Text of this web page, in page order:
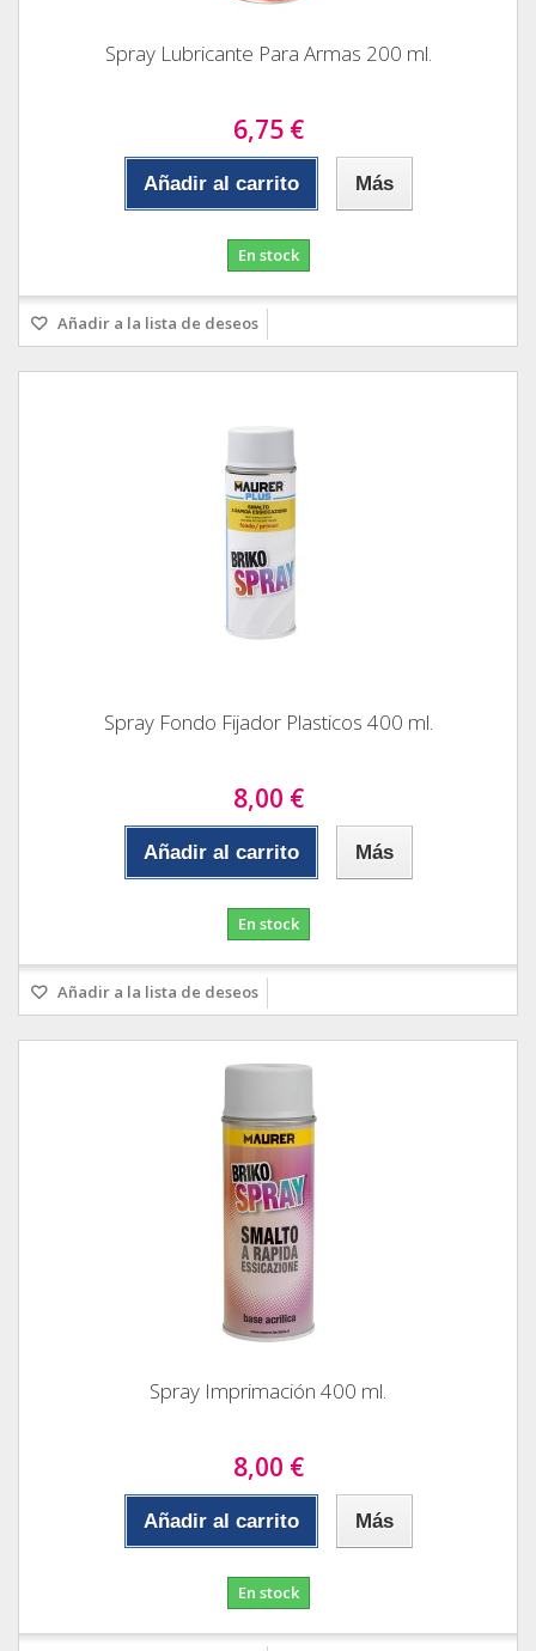
Spray Lubricante Para Armas 200 ml.
6,75 €
Añadir al carrito Más
En stock
Añadir a la lista de deseos
Spray Fondo Fijador Plasticos 400 ml.
8,00 €
Añadir al carrito Más
En stock
Añadir a la lista de deseos
Spray Imprimación 400 ml.
8,00 €
Añadir al carrito Más
En stock